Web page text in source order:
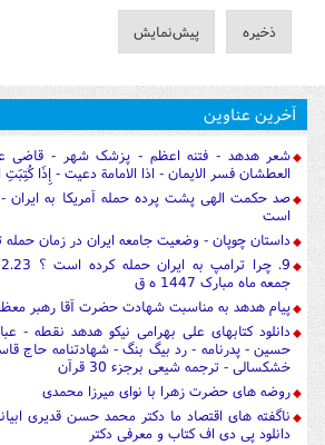
آخرین عناوین
شعر هدهد - فتنه اعظم - پزشک شهر - قاضی
العطشان فسر الایمان - اذا الامامة دعیت - إِذَا كُتِبَتِ
صد حکمت الهی پشت پرده حمله آمریکا به
است
داستان چوپان - وضعیت جامعه ایران در زمان حمله
جمعه ماه مبارک 1447 ه ق
پیام هدهد به مناسبت شهادت حضرت آقا رهبر معظم
دانلود کتابهای علی بهرامی نیکو هدهد نقطه -
حسین - پدرنامه - رد بیگ بنگ - شهادتنامه حاج
خشکسالی - ترجمه شیعی برجزء 30 قرآن
روضه های حضرت زهرا با نوای میرزا محمدی
ناگفته های اقتصاد ما دکتر محمد حسن قدیری
دانلود پی دی اف کتاب و معرفی دکتر